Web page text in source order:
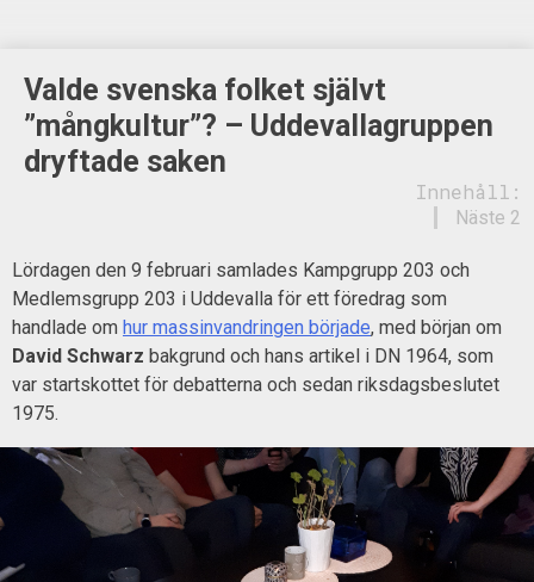
Valde svenska folket självt
”mångkultur”? – Uddevallagruppen
dryftade saken
Innehåll:
Näste 2
Lördagen den 9 februari samlades Kampgrupp 203 och
Medlemsgrupp 203 i Uddevalla för ett föredrag som
handlade om hur massinvandringen började, med början om
David Schwarz bakgrund och hans artikel i DN 1964, som
var startskottet för debatterna och sedan riksdagsbeslutet
1975.